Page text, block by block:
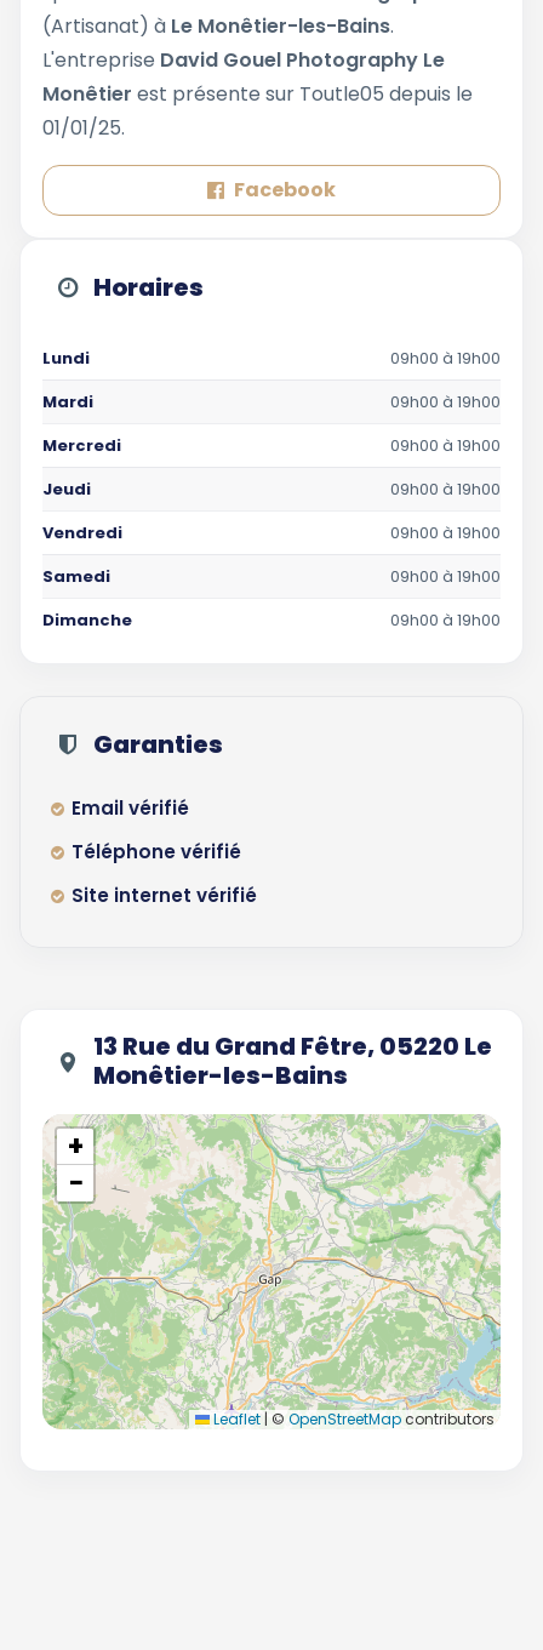
(Artisanat) à Le Monêtier-les-Bains.
L'entreprise David Gouel Photography Le
Monêtier est présente sur Toutle05 depuis le
01/01/25.
Facebook
Horaires
Lundi
09h00 à 19h00
Mardi
09h00 à 19h00
Mercredi
09h00 à 19h00
Jeudi
09h00 à 19h00
Vendredi
09h00 à 19h00
Samedi
09h00 à 19h00
Dimanche
09h00 à 19h00
Garanties
Email vérifié
Téléphone vérifié
Site internet vérifié
13 Rue du Grand Fêtre, 05220 Le
Monêtier-les-Bains
+
−
Leaflet | © OpenStreetMapcontributors